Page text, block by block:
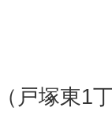
塚東1丁